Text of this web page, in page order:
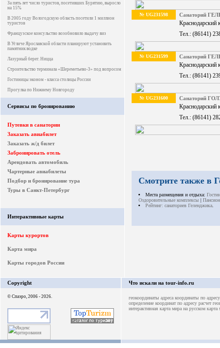
За пять лет число туристов, посетивших Бурятию, выросло
на 15%
В 2005 году Вологодскую область посетили 1 миллион
туристов
Французское консульство возобновило выдачу виз
В Угличе Ярославской области планируют установить
памятник водке
Лазурный берег. Ницца
Строительство терминала «Шереметьево-3» под вопросом
Гостиницы эконом - класса столицы России
Прогулка по Нижнему Новгороду
Сервисы по бронированию
Путевки в санатории
Заказать авиабилет
Заказать ж/д билет
Забронировать отель
Арендовать автомобиль
Чартерные авиабилеты
Подбор и бронирование тура
Туры в Санкт-Петербург
Интерактивные карты
Карты курортов
Карта мира
Карты городов России
№ UG231598 Санаторий
Краснодарский
Тел.: (86141)
№ UG231599 Санаторий
Краснодарский
Тел.: (86141)
№ UG231600 Санаторий
Краснодарский
Тел.: (86141)
Смотрите также в
Места размещения и отдыха:
Оздоровительные комплексы |
Рейтинг: санаториев Геленджика
Copyright
© Спаэро, 2006 - 2026.
Что искали на tour-info.ru
геокоординаты адреса координаты по адресу
определение координат по адресу расчет
интерактивная карта мира на русском карта